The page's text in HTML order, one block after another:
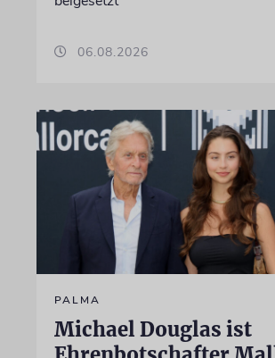
06.08.2026
PALMA
Michael Douglas ist